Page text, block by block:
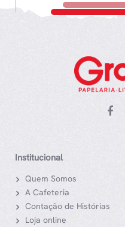
Institucional
Quem Somos
A Cafeteria
Contação de Histórias
Loja online